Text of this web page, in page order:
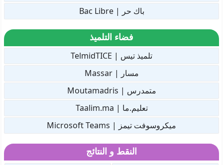
باك حر | Bac Libre
فضاء التلميذ
تلميذ تيس | TelmidTICE
مسار | Massar
متمدرس | Moutamadris
تعليم.ما | Taalim.ma
ميكروسوفت تيمز | Microsoft Teams
النقط و النتائج